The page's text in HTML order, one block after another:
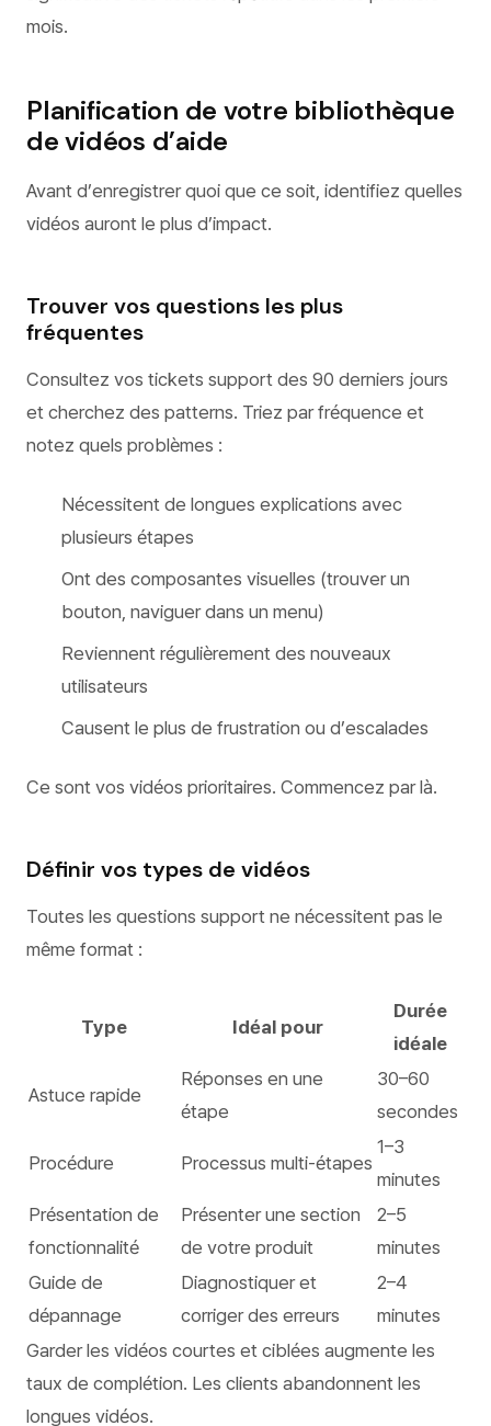
mois.
Planification de votre bibliothèque
de vidéos d’aide
Avant d’enregistrer quoi que ce soit, identifiez quelles
vidéos auront le plus d’impact.
Trouver vos questions les plus
fréquentes
Consultez vos tickets support des 90 derniers jours
et cherchez des patterns. Triez par fréquence et
notez quels problèmes :
Nécessitent de longues explications avec
plusieurs étapes
Ont des composantes visuelles (trouver un
bouton, naviguer dans un menu)
Reviennent régulièrement des nouveaux
utilisateurs
Causent le plus de frustration ou d’escalades
Ce sont vos vidéos prioritaires. Commencez par là.
Définir vos types de vidéos
Toutes les questions support ne nécessitent pas le
même format :
Type Idéal pour
Durée
idéale
Astuce rapide
Réponses en une
étape
30–60
secondes
Procédure Processus multi-étapes
1–3
minutes
Présentation de
fonctionnalité
Présenter une section
de votre produit
2–5
minutes
Guide de
dépannage
Diagnostiquer et
corriger des erreurs
2–4
minutes
Garder les vidéos courtes et ciblées augmente les
taux de complétion. Les clients abandonnent les
longues vidéos.